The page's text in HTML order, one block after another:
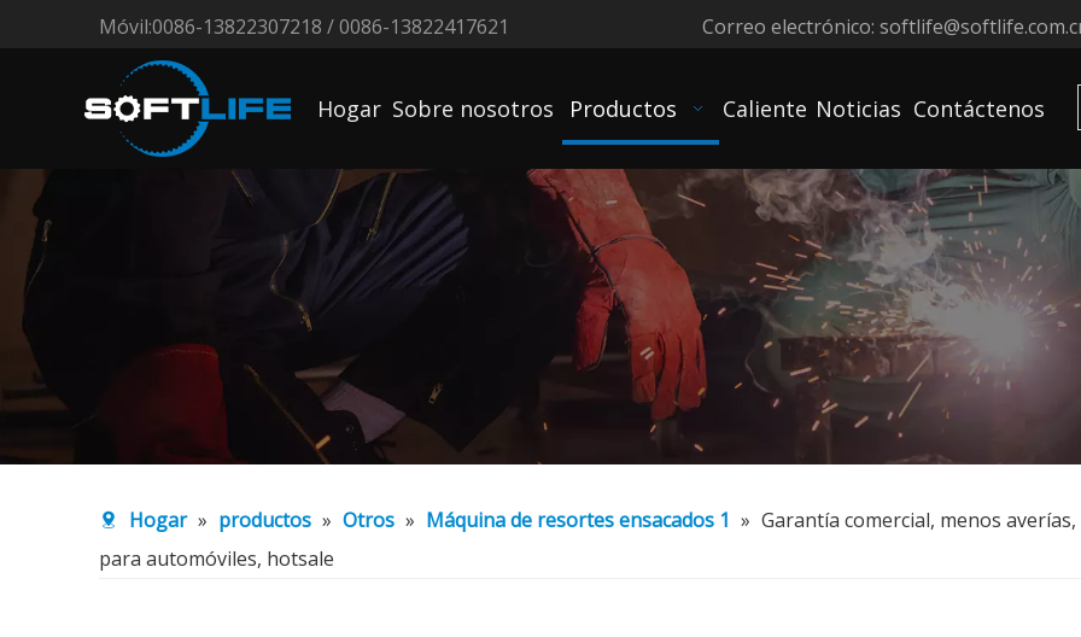
Móvil:0086-13822307218 / 0086-13822417621 Correo electrónico:
Hogar Sobre nosotros Productos Caliente Noticias Contáctenos
Hogar » productos » Otros » Máquina de resortes ensacados 1 » Garantía comercial, menos
para automóviles, hotsale